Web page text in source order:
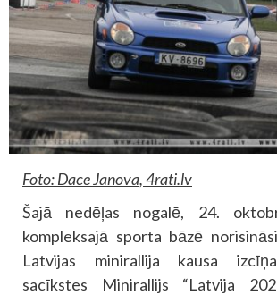
Foto: Dace Janova, 4rati.lv
Šajā nedēļas nogalē, 24.
kompleksajā sporta bāzē
Latvijas minirallija kausa
sacīkstes Minirallijs “Latvija